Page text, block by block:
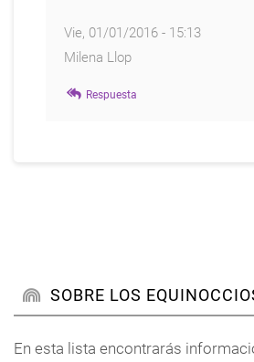
Vie, 01/01/2016 - 15:13
Milena Llop
respuesta
Respuesta
SOBRE LOS
En esta lista encontrarás